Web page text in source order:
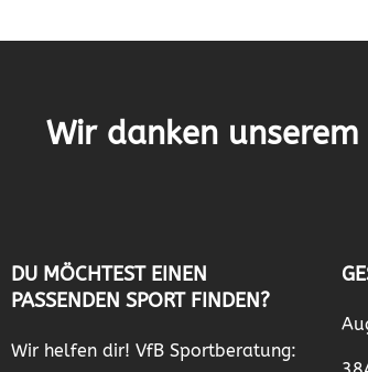
Wir danken
DU MÖCHTEST EINEN
PASSENDEN SPORT FINDEN?
Wir helfen dir! VfB Sportberatung: